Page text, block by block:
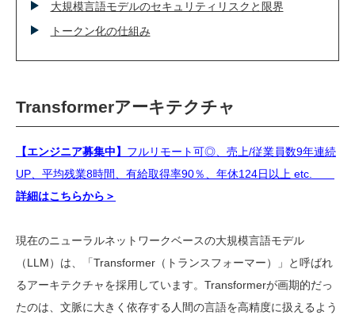
大規模言語モデルのセキュリティリスクと限界
トークン化の仕組み
Transformerアーキテクチャ
【エンジニア募集中】 フルリモート可◎、売上/従業員数9年連続
UP、平均残業8時間、有給取得率90％、年休124日以上 etc.
詳細はこちらから＞
現在のニューラルネットワークベースの大規模言語モデル
（LLM）は、「Transformer （トランスフォーマー）」と呼ばれ
るアーキテクチャを採用しています。 Transformerが画期的だっ
たのは、文脈に大きく依存する人間の言語を高精度に扱えるよう